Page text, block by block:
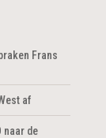
Frans
af
naar de